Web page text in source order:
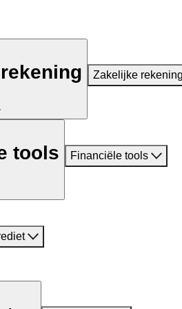
Zakelijke
tools Financiële tools